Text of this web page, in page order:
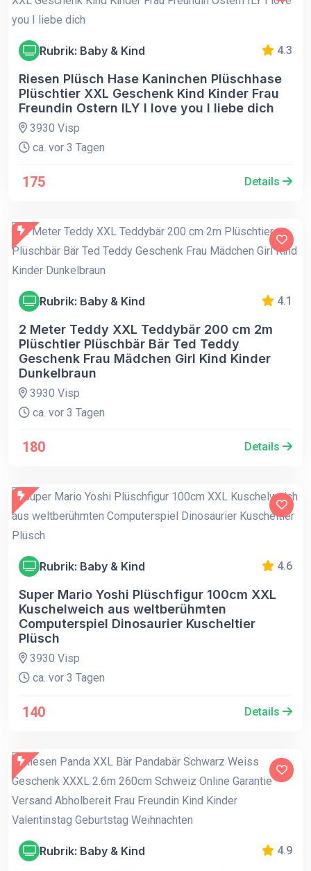
Rubrik: Baby & Kind 4.3
Riesen Plüsch Hase Kaninchen Plüschhase
Plüschtier XXL Geschenk Kind Kinder Frau
Freundin Ostern ILY I love you I liebe dich
3930 Visp
ca. vor 3 Tagen
175 Details
Rubrik: Baby & Kind 4.1
2 Meter Teddy XXL Teddybär 200 cm 2m
Plüschtier Plüschbär Bär Ted Teddy
Geschenk Frau Mädchen Girl Kind Kinder
Dunkelbraun
3930 Visp
ca. vor 3 Tagen
180 Details
Rubrik: Baby & Kind 4.6
Super Mario Yoshi Plüschfigur 100cm XXL
Kuschelweich aus weltberühmten
Computerspiel Dinosaurier Kuscheltier
Plüsch
3930 Visp
ca. vor 3 Tagen
140 Details
Rubrik: Baby & Kind 4.9